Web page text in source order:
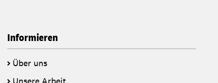
Informieren
Über uns